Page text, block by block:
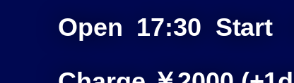
Open 17:30 Start